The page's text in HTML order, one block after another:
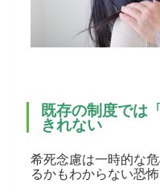
既存の制度では
きれない
希死念慮は一時的な
るかもわからない恐